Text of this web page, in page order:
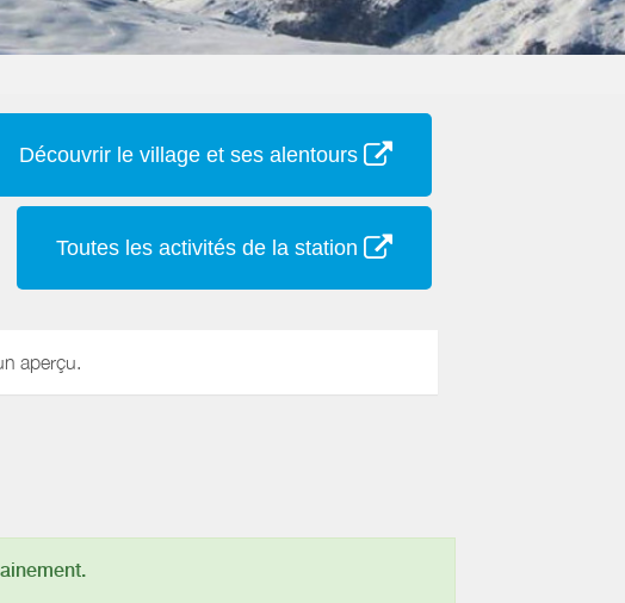
Découvrir le village et ses alentours
Toutes les activités de la station
aperçu.